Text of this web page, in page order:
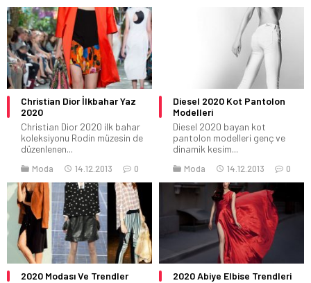
Christian Dior İlkbahar Yaz
2020
Christian Dior 2020 ilk bahar
koleksiyonu Rodin müzesin de
düzenlenen...
Moda 14.12.2013 0
Diesel 2020 Kot Pantolon
Modelleri
Diesel 2020 bayan kot
pantolon modelleri genç ve
dinamik kesim...
Moda 14.12.2013 0
2020 Modası Ve Trendler
2020 Abiye Elbise Trendleri